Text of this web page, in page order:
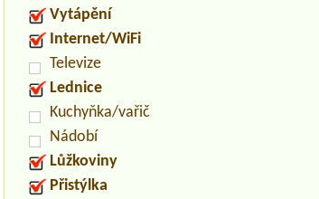
Vytápění
Internet/WiFi
Televize
Lednice
Kuchyňka/vařič
Nádobí
Lůžkoviny
Přistýlka